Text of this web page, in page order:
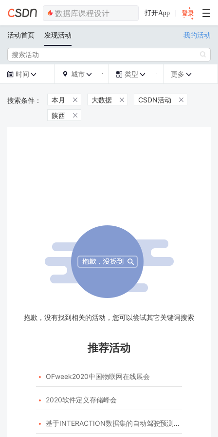
打开App
活动首页 发现活动 我的活动

 时间   城市   类型  更多 
本月  大数据  CSDN活动 
陕西 
抱歉，没有找到相关的活动，您可以尝试其它关键词搜索
推荐活动
 OFweek2020中国物联网在线展会
 2020软件定义存储峰会
 基于INTERACTION数据集的自动驾驶预测模型挑战赛